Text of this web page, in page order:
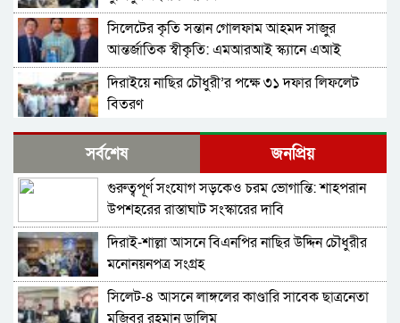
সিলেটের কৃতি সন্তান গোলফাম আহমদ সাজুর
আন্তর্জাতিক স্বীকৃতি: এমআরআই স্ক্যানে এআই
প্রয়োগে পিএইচডি অর্জন
দিরাইয়ে নাছির চৌধুরী’র পক্ষে ৩১ দফার লিফলেট
বিতরণ
কোম্পানীগঞ্জে বিএনপির ‘রাষ্ট্র কাঠামো মেরামত’ ৩১
দফার লিফলেট বিতরণ ও গণসংযোগ
জকিগঞ্জে আইনের তোয়াক্কা নেই! খাসজমি দখল করে
নির্বিঘ্নে ভবন বানাচ্ছেন সোনাসার বাজার কমিটির নেতা
আলাউদ্দিন আলাই
বন্ধ থাকবে সিলেটের ৭টি এলাকায় দীর্ঘ ৯ ঘণ্টা বিদ্যুৎ
নিরাপত্তাহীনতায় লাভলুর পরিবার: সিলেটে সশস্ত্র
সর্বশেষ জনপ্রিয়
গুরুত্বপূর্ণ সংযোগ সড়কেও চরম ভোগান্তি: শাহপরান
উপশহরের রাস্তাঘাট সংস্কারের দাবি
দিরাই-শাল্লা আসনে বিএনপির নাছির উদ্দিন চৌধুরীর
মনোনয়নপত্র সংগ্রহ
সিলেট-৪ আসনে লাঙ্গলের কাণ্ডারি সাবেক ছাত্রনেতা
মুজিবুর রহমান ডালিম